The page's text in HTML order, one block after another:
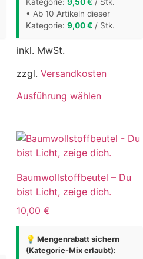
werden
Kategorie: 9,50€/ Stk.
• Ab 10 Artikeln dieser
Kategorie: 9,00€/ Stk.
inkl. MwSt.
zzgl. Versandkosten
Ausführung wählenDieses
mehrere
Varianten
Die
Optionen
der
Baumwollstoffbeutel – Du
bist Licht, zeige dich.
10,00 €
💡 Mengenrabatt sichern
(Kategorie-Mix erlaubt):